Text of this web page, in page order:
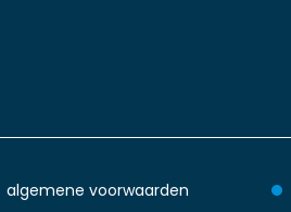
algemene voorwaarden